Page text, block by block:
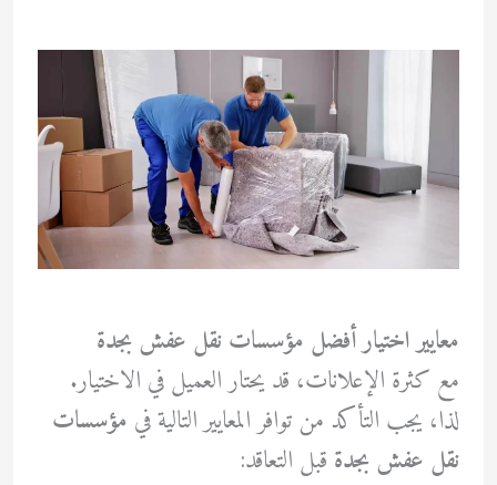
معايير اختيار أفضل مؤسسات نقل عفش بجدة
مع كثرة الإعلانات، قد يحتار العميل في الاختيار.
لذا، يجب التأكد من توافر المعايير التالية في مؤسسات
نقل عفش بجدة قبل التعاقد: